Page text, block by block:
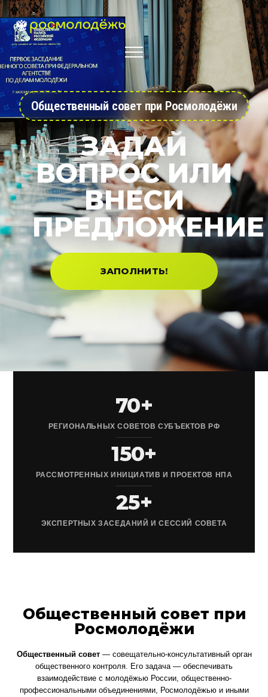
Общественный совет при Росмолодёжи
ЗАДАЙ
ВОПРОС ИЛИ
ВНЕСИ
ПРЕДЛОЖЕНИЕ
ЗАПОЛНИТЬ!
70+
РЕГИОНАЛЬНЫХ СОВЕТОВ СУБЪЕКТОВ РФ
150+
РАССМОТРЕННЫХ ИНИЦИАТИВ И ПРОЕКТОВ НПА
25+
ЭКСПЕРТНЫХ ЗАСЕДАНИЙ И СЕССИЙ СОВЕТА
Общественный совет при
Росмолодёжи
Общественный совет— совещательно-консультативный орган
общественного контроля. Его задача — обеспечивать
взаимодействие с молодёжью России, общественно-
профессиональными объединениями, Росмолодёжью и иными